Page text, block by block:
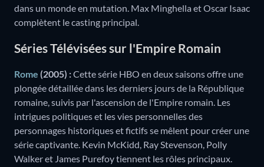
dans un monde en mutation. Max Minghella et Oscar Isaac
complètent le casting principal.
Séries Télévisées sur l'Empire Romain
Rome (2005) :Cette série HBO en deux saisons offre une
plongée détaillée dans les derniers jours de la République
romaine, suivis par l'ascension de l'Empire romain. Les
intrigues politiques et les vies personnelles des
personnages historiques et fictifs se mêlent pour créer une
série captivante. Kevin McKidd, Ray Stevenson, Polly
Walker et James Purefoy tiennent les rôles principaux.